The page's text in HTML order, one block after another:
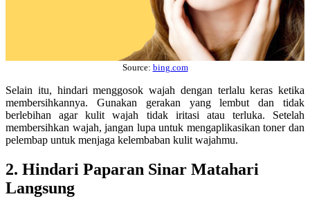
Source: bing.com
Selain itu, hindari menggosok wajah dengan terlalu keras ketika
membersihkannya. Gunakan gerakan yang lembut dan tidak
berlebihan agar kulit wajah tidak iritasi atau terluka. Setelah
membersihkan wajah, jangan lupa untuk mengaplikasikan toner dan
pelembap untuk menjaga kelembaban kulit wajahmu.
2. Hindari Paparan Sinar Matahari
Langsung